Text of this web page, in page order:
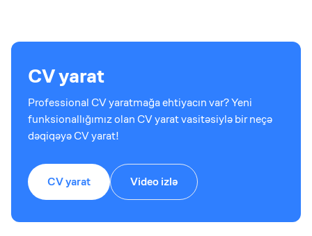
CV yarat
Professional CV yaratmağa ehtiyacın var? Yeni
funksionallığımız olan CV yarat vasitəsiylə bir neçə
dəqiqəyə CV yarat!
CV yarat Video izlə